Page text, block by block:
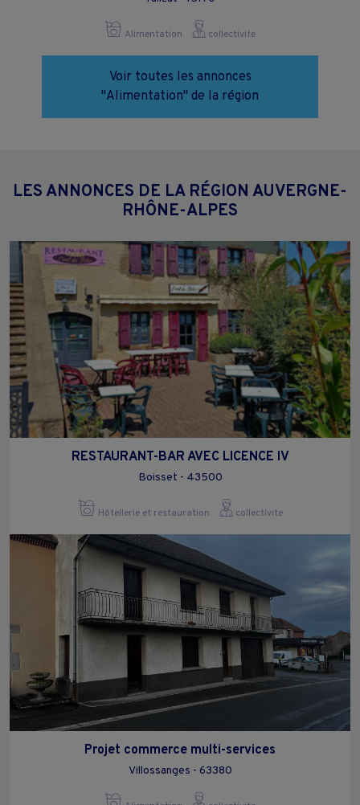
Alimentation collectivite
Voir toutes les annonces
"Alimentation" de la région
LES ANNONCES DE LA RÉGION AUVERGNE-
RHÔNE-ALPES
RESTAURANT-BAR AVEC LICENCE IV
Boisset - 43500
Hôtellerie et restauration collectivite
Projet commerce multi-services
Villossanges - 63380